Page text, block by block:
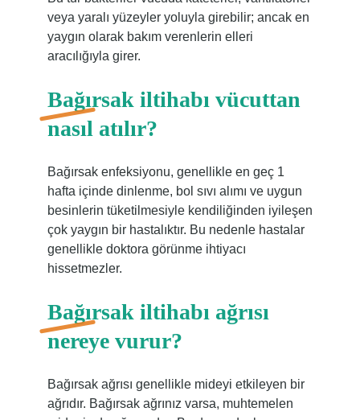
veya yaralı yüzeyler yoluyla girebilir; ancak en
yaygın olarak bakım verenlerin elleri
aracılığıyla girer.
Bağırsak iltihabı vücuttan
nasıl atılır?
Bağırsak enfeksiyonu, genellikle en geç 1
hafta içinde dinlenme, bol sıvı alımı ve uygun
besinlerin tüketilmesiyle kendiliğinden iyileşen
çok yaygın bir hastalıktır. Bu nedenle hastalar
genellikle doktora görünme ihtiyacı
hissetmezler.
Bağırsak iltihabı ağrısı
nereye vurur?
Bağırsak ağrısı genellikle mideyi etkileyen bir
ağrıdır. Bağırsak ağrınız varsa, muhtemelen